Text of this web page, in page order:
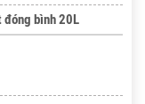
đóng bình 20L